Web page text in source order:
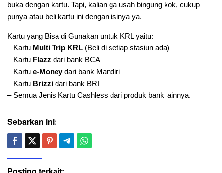
buka dengan kartu. Tapi, kalian ga usah bingung kok, cukup
punya atau beli kartu ini dengan isinya ya.
Kartu yang Bisa di Gunakan untuk KRL yaitu:
– Kartu Multi Trip KRL (Beli di setiap stasiun ada)
– Kartu Flazz dari bank BCA
– Kartu e-Moneydari bank Mandiri
– Kartu Brizzi dari bank BRI
– Semua Jenis Kartu Cashless dari produk bank lainnya.
Sebarkan ini: